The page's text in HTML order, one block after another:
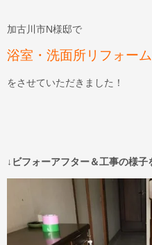
加古川市N様邸で
浴室・洗面所リフォーム
をさせていただきました！
↓ビフォーアフター＆工事の様子